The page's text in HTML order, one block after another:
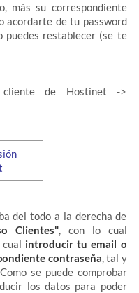
más su correspondiente
acordarte de tu password
puedes restablecer (se te
de Hostinet ->
del todo a la derecha de
Clientes", con lo cual
introducir tu email o
contraseña, tal y
se puede comprobar
los datos para poder